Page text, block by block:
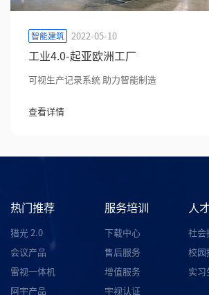
智能建筑 2022-05-10
工业4.0-起亚欧洲工厂
可视生产记录系统 助力智能制造
查看详情
热门推荐
猎光 2.0
会议产品
雷视一体机
阿宇产品
服务培训
下载中心
售后服务
增值服务
宇视认证
人
社会
校园
实